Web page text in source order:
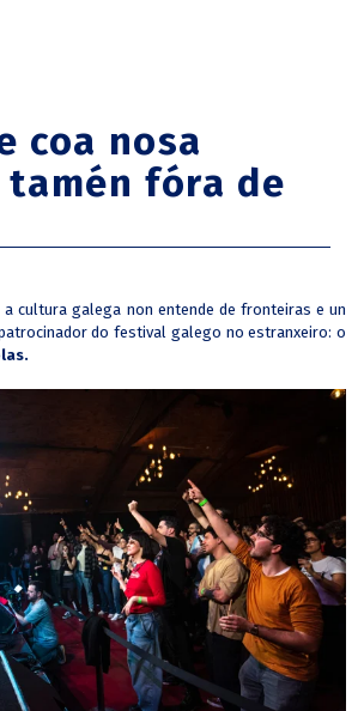
coa nosa
tamén fóra de
a cultura galega non entende de fronteiras e un
do festival galego no estranxeiro: o